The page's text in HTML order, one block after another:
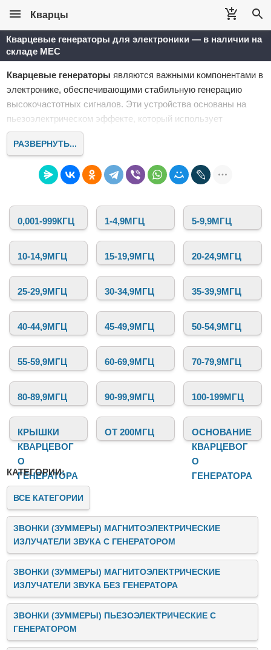
Кварцы
Кварцевые генераторы для электроники — в наличии на
складе MEC
Кварцевые генераторы являются важными компонентами в
электронике, обеспечивающими стабильную генерацию
высокочастотных сигналов. Эти устройства основаны на
пьезоэлектрическом эффекте, который использует
кристаллы кварца для стабилизации частоты. Именно
кварцевые генераторы обеспечивают точность и
микроконтроллеров и вычислительных устройств до
В интернет-магазине Кварцыпредставлен широкий
ассортименткварцевых генераторов
для самых различных
приложений. Мы предлагаем устройства с различной
частотой, напряжением питания, корпусом и другими
параметрами, которые подходят для профессиональных и
любительских проектов.
РАЗВЕРНУТЬ...
0,001-999КГЦ 1-4,9МГЦ 5-9,9МГЦ
10-14,9МГЦ 15-19,9МГЦ 20-24,9МГЦ
25-29,9МГЦ 30-34,9МГЦ 35-39,9МГЦ
40-44,9МГЦ 45-49,9МГЦ 50-54,9МГЦ
55-59,9МГЦ 60-69,9МГЦ 70-79,9МГЦ
80-89,9МГЦ 90-99,9МГЦ 100-199МГЦ
КРЫШКИ
КВАРЦЕВОГ
О
ГЕНЕРАТОРА
ОТ 200МГЦ
ОСНОВАНИЕ
КВАРЦЕВОГ
О
ГЕНЕРАТОРА
КАТЕГОРИИ:
ВСЕ КАТЕГОРИИ
ЗВОНКИ (ЗУММЕРЫ) МАГНИТОЭЛЕКТРИЧЕСКИЕ
ИЗЛУЧАТЕЛИ ЗВУКА C ГЕНЕРАТОРОМ
ЗВОНКИ (ЗУММЕРЫ) МАГНИТОЭЛЕКТРИЧЕСКИЕ
ИЗЛУЧАТЕЛИ ЗВУКА БЕЗ ГЕНЕРАТОРА
ЗВОНКИ (ЗУММЕРЫ) ПЬЕЗОЭЛЕКТРИЧЕСКИЕ C
ГЕНЕРАТОРОМ